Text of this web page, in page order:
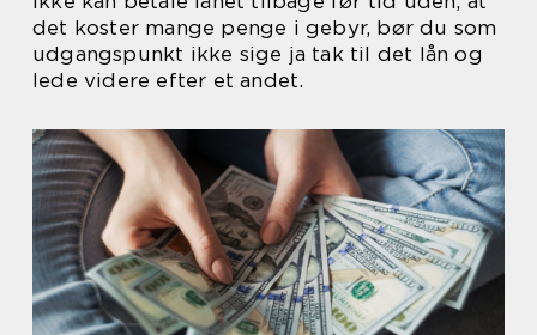
det koster mange penge i gebyr, bør du som
udgangspunkt ikke sige ja tak til det lån og
lede videre efter et andet.